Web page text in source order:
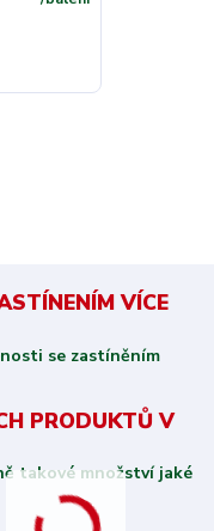
VÍCE
se zastíněním
PRODUKTŮ V
takové množství jaké